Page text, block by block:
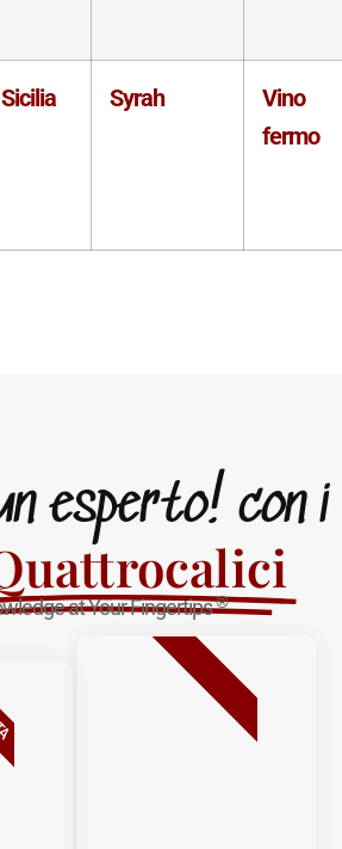
Sicilia Syrah
Vino
fermo
esperto! con i
at Your Fingertips®
BESTSELLER